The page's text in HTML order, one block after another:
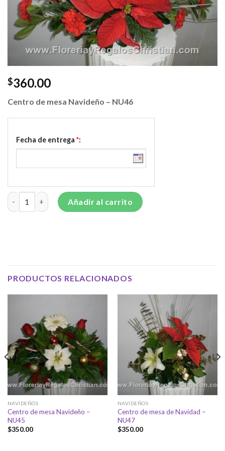
$360.00
Centro de mesa Navideño – NU46
Fecha de entrega *:
Centro de mesa Navideño - NU46 cantidad
Añadir al carrito
PRODUCTOS RELACIONADOS
NAVIDEÑOS
Centro de mesa Navideño –
NU45
$350.00
NAVIDEÑOS
Centro de mesa de Navidad –
NU47
$350.00